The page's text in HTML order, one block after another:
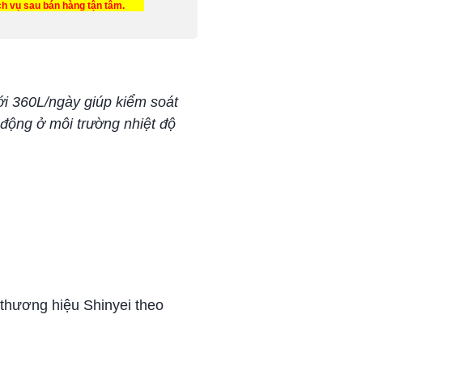
vụ sau bán hàng tận tâm.
360L/ngày giúp kiểm soát
ở môi trường nhiệt độ
hiệu Shinyei theo